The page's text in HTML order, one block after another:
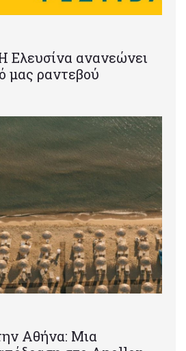
Ελευσίνα ανανεώνει
μας ραντεβού
Αθήνα: Μια